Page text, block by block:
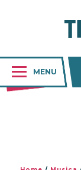
MENU